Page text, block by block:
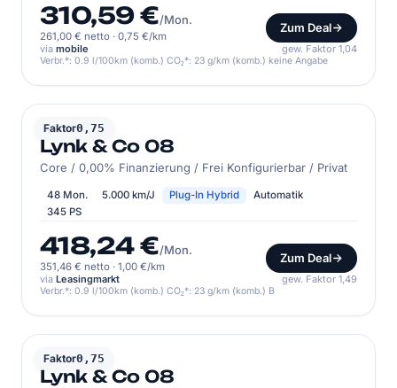
310,59 €/Mon.
261,00 € netto · 0,75 €/km
Zum Deal
via mobile gew. Faktor 1,04
Verbr.*: 0.9 l/100km (komb.) CO₂*: 23 g/km (komb.) keine Angabe
Faktor0,75
LYNK & CO
Lynk & Co 08
Core / 0,00% Finanzierung / Frei Konfigurierbar / Privat
48 Mon. 5.000 km/J Plug-In Hybrid
Automatik
345 PS
418,24 €/Mon.
351,46 € netto · 1,00 €/km
Zum Deal
via Leasingmarkt gew. Faktor 1,49
Verbr.*: 0.9 l/100km (komb.) CO₂*: 23 g/km (komb.) B
Faktor0,75
LYNK & CO
Lynk & Co 08